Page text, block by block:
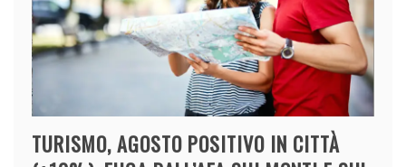
TURISMO, AGOSTO POSITIVO IN CITTÀ